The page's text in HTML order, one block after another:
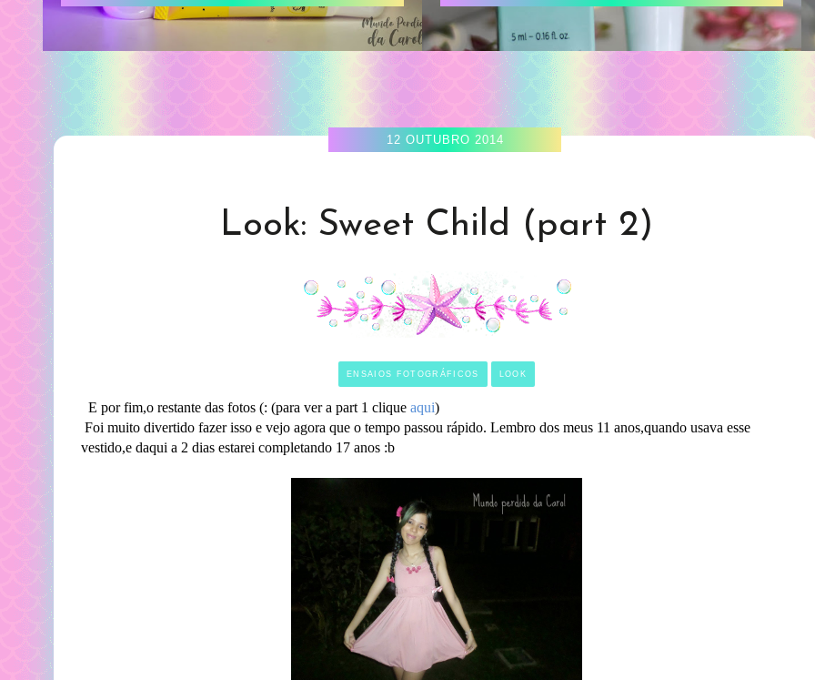
12 OUTUBRO 2014
Look: Sweet Child (part 2)
ENSAIOS FOTOGRÁFICOS LOOK
E por fim,o restante das fotos (: (para ver a part 1 clique aqui)
Foi muito divertido fazer isso e vejo agora que o tempo passou rápido. Lembro dos meus 11 anos,quando usava esse
vestido,e daqui a 2 dias estarei completando 17 anos :b